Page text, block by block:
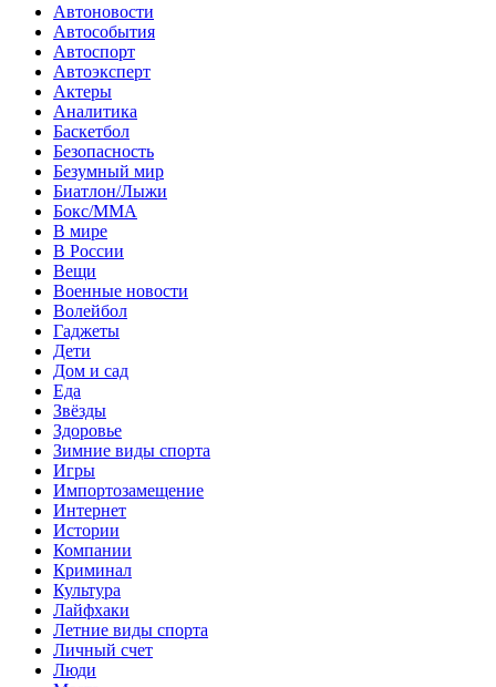
Автоновости
Автособытия
Автоспорт
Автоэксперт
Актеры
Аналитика
Баскетбол
Безопасность
Безумный мир
Биатлон/Лыжи
Бокс/MMA
В мире
В России
Вещи
Военные новости
Волейбол
Гаджеты
Дети
Дом и сад
Еда
Звёзды
Здоровье
Зимние виды спорта
Игры
Импортозамещение
Интернет
Истории
Компании
Криминал
Культура
Лайфхаки
Летние виды спорта
Личный счет
Люди